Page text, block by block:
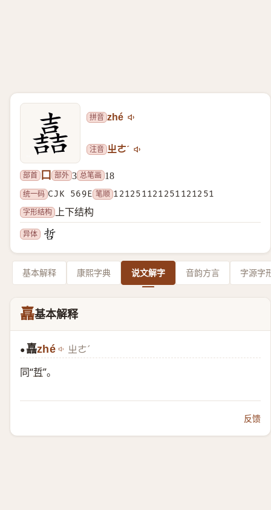
拼音 zhé
注音 ㄓㄜˊ
部首 口 部外 3 总笔画 18
统一码 CJK 569E 笔顺 121251121251121251
字形结构
上下结构
异体
基本解释 康熙字典 说文解字 音韵方言 字源字
嚞基本解释
●嚞zhé ㄓㄜˊ
同“哲”。
反馈